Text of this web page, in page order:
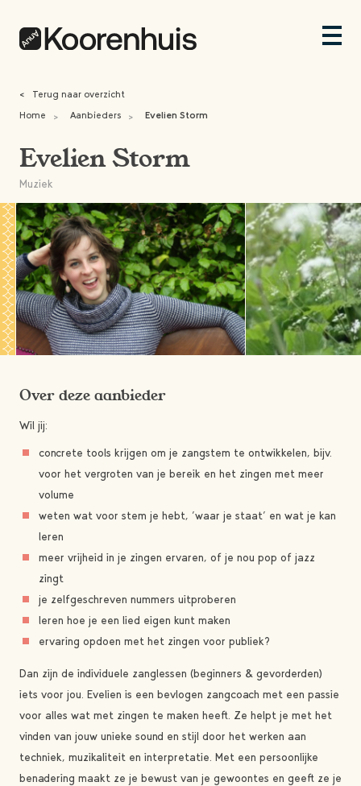
<
Terug naar overzicht
Home
> Aanbieders > Evelien Storm
Evelien Storm
Muziek
Over deze aanbieder
Wil jij:
concrete tools krijgen om je zangstem te ontwikkelen, bijv.
voor het vergroten van je bereik en het zingen met meer
volume
weten wat voor stem je hebt, ‘waar je staat’ en wat je kan
leren
meer vrijheid in je zingen ervaren, of je nou pop of jazz
zingt
je zelfgeschreven nummers uitproberen
leren hoe je een lied eigen kunt maken
ervaring opdoen met het zingen voor publiek?
Dan zijn de individuele zanglessen (beginners & gevorderden)
iets voor jou. Evelien is een bevlogen zangcoach met een passie
voor alles wat met zingen te maken heeft. Ze helpt je met het
vinden van jouw unieke sound en stijl door het werken aan
techniek, muzikaliteit en interpretatie. Met een persoonlijke
benadering maakt ze je bewust van je gewoontes en geeft ze je